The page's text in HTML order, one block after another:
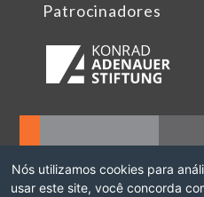
Patrocinadores
Nós utilizamos cookies para
usar este site, você concorda